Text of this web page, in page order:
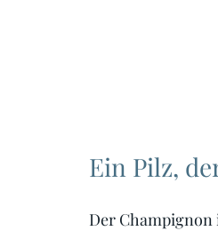
Ein Pilz,
Der Champignon